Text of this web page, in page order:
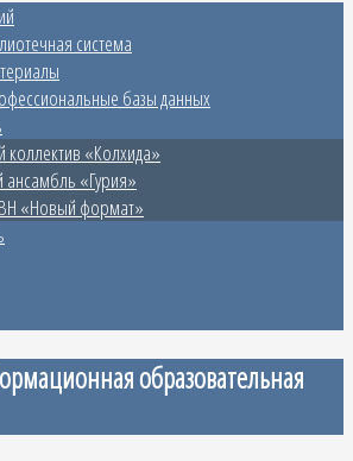
система
базы данных
коллектив «Колхида»
«Гурия»
«Новый формат»
образовательная